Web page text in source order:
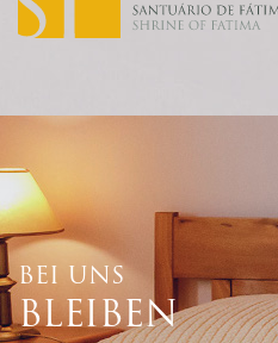
BEI UNS
BLEIBEN